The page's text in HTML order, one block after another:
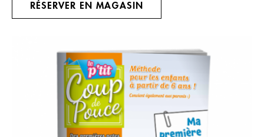
RÉSERVER EN MAGASIN